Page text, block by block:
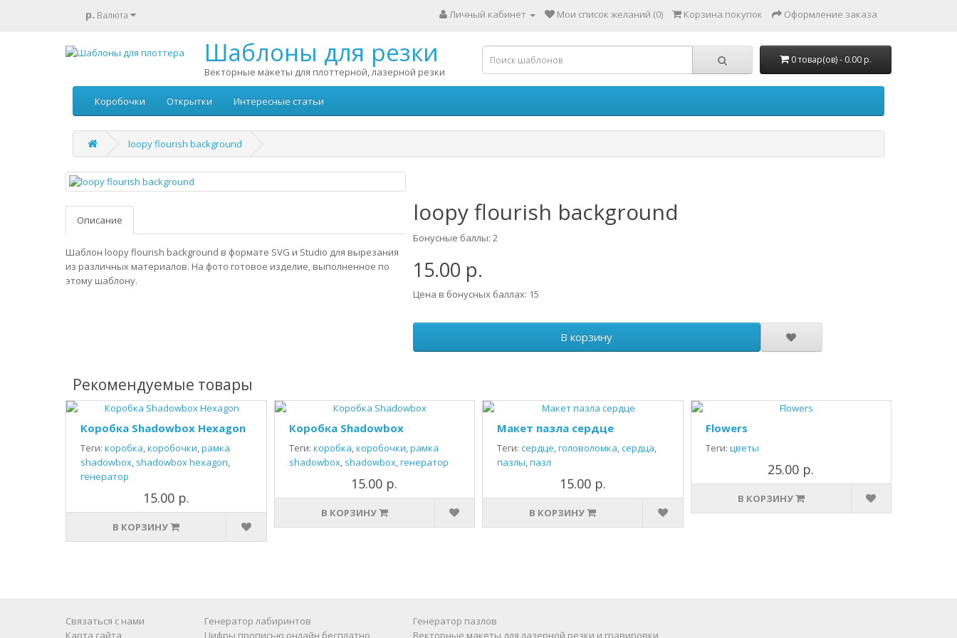
р. Валюта Личный кабинет Мои список желаний (0) Корзина покупок Оформление заказа
Шаблоны для резки
Векторные макеты для плоттерной, лазерной резки
0 товар(ов) - 0.00 р.
Коробочки Открытки Интересные статьи
loopy flourish background
Описание
Шаблон loopy flourish background в формате SVG и Studio для вырезания
из различных материалов. На фото готовое изделие, выполненное по
этому шаблону.
loopy flourish background
Бонусные баллы: 2
15.00 р.
Цена в бонусных баллах: 15
В корзину
Рекомендуемые товары
Коробка Shadowbox Hexagon
Теги: коробка,коробочки,рамка
shadowbox, shadowbox hexagon,
генератор
15.00 р.
В КОРЗИНУ
Коробка Shadowbox
Теги: коробка,коробочки,рамка
shadowbox, shadowbox,генератор
15.00 р.
В КОРЗИНУ
Макет пазла сердце
Теги: сердце,головоломка,сердца,
пазлы,пазл
15.00 р.
В КОРЗИНУ
Flowers
Теги: цветы
25.00 р.
В КОРЗИНУ
Связаться с нами
Карта сайта
Генератор лабиринтов
Цифры прописью онлайн бесплатно
Генератор пазлов
Векторные макеты для лазерной резки и гравировки